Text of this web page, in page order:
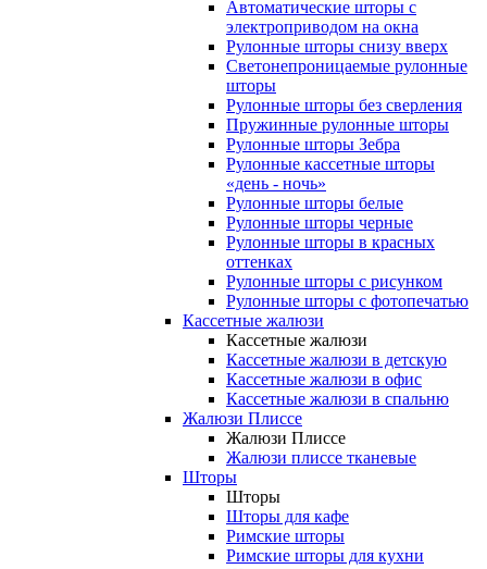
Автоматические шторы с
электроприводом на окна
Рулонные шторы снизу вверх
Светонепроницаемые рулонные
шторы
Рулонные шторы без сверления
Пружинные рулонные шторы
Рулонные шторы Зебра
Рулонные кассетные шторы
«день - ночь»
Рулонные шторы белые
Рулонные шторы черные
Рулонные шторы в красных
оттенках
Рулонные шторы с рисунком
Рулонные шторы с фотопечатью
Кассетные жалюзи
Кассетные жалюзи
Кассетные жалюзи в детскую
Кассетные жалюзи в офис
Кассетные жалюзи в спальню
Жалюзи Плиссе
Жалюзи Плиссе
Жалюзи плиссе тканевые
Шторы
Шторы
Шторы для кафе
Римские шторы
Римские шторы для кухни